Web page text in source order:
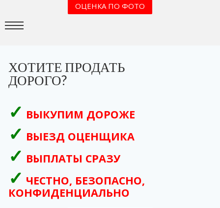
ОЦЕНКА ПО ФОТО
ХОТИТЕ ПРОДАТЬ
ДОРОГО?
ВЫКУПИМ ДОРОЖЕ
ВЫЕЗД ОЦЕНЩИКА
ВЫПЛАТЫ СРАЗУ
ЧЕСТНО, БЕЗОПАСНО,
КОНФИДЕНЦИАЛЬНО